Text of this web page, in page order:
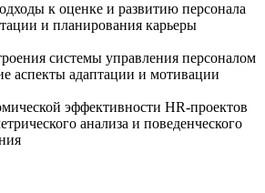
к оценке и развитию персонала
и планирования карьеры
системы управления персоналом
аспекты адаптации и мотивации
эффективности HR-проектов
анализа и поведенческого